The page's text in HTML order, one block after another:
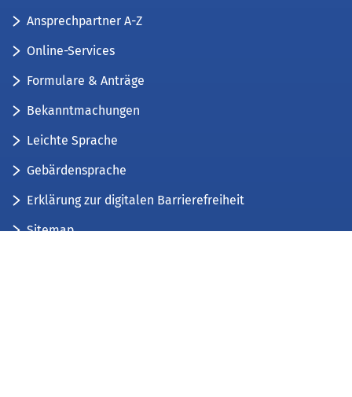
Ansprechpartner A-Z
Online-Services
Formulare & Anträge
Bekanntmachungen
Leichte Sprache
Gebärdensprache
Erklärung zur digitalen Barrierefreiheit
Sitemap